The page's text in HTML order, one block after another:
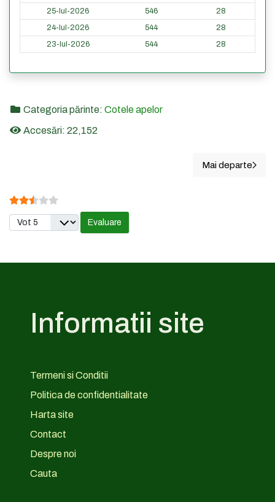
25-Iul-2026
546
28
24-Iul-2026
544
28
23-Iul-2026
544 28
Categoria părinte: Cotele apelor
Accesări: 22,152
Articolul
Mai departe
Evaluare utilizator:
Vă rugăm să evaluați
Informatii site
Termeni si Conditii
Politica de confidentialitate
Harta site
Contact
Despre noi
Cauta